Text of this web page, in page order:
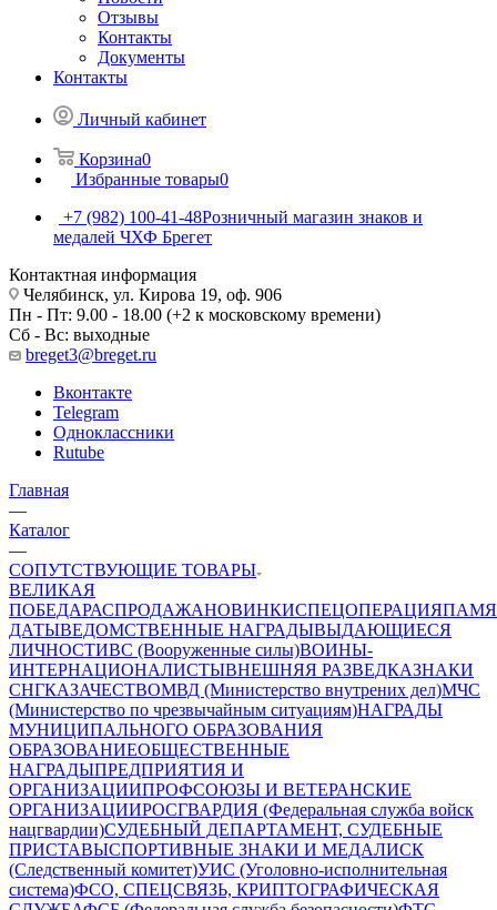
Отзывы
Контакты
Документы
Контакты
Личный кабинет
Корзина0
Избранные товары0
+7 (982) 100-41-48Розничный магазин знаков и
медалей ЧХФ Брегет
Контактная информация
Челябинск, ул. Кирова 19, оф. 906
Пн - Пт: 9.00 - 18.00 (+2 к московскому времени)
Сб - Вс: выходные
breget3@breget.ru
Вконтакте
Telegram
Одноклассники
Rutube
Главная
—
Каталог
—
СОПУТСТВУЮЩИЕ ТОВАРЫ
ВЕЛИКАЯ
ПОБЕДАРАСПРОДАЖАНОВИНКИСПЕЦОПЕРАЦИЯ
ДАТЫВЕДОМСТВЕННЫЕ НАГРАДЫВЫДАЮЩИЕСЯ
ЛИЧНОСТИВС (Вооруженные силы)ВОИНЫ-
ИНТЕРНАЦИОНАЛИСТЫВНЕШНЯЯ РАЗВЕДКАЗНАКИ
СНГКАЗАЧЕСТВОМВД (Министерство внутрених дел)МЧС
(Министерство по чрезвычайным ситуациям)НАГРАДЫ
МУНИЦИПАЛЬНОГО ОБРАЗОВАНИЯ
ОБРАЗОВАНИЕОБЩЕСТВЕННЫЕ
НАГРАДЫПРЕДПРИЯТИЯ И
ОРГАНИЗАЦИИПРОФСОЮЗЫ И ВЕТЕРАНСКИЕ
ОРГАНИЗАЦИИРОСГВАРДИЯ (Федеральная служба войск
нацгвардии)СУДЕБНЫЙ ДЕПАРТАМЕНТ, СУДЕБНЫЕ
ПРИСТАВЫСПОРТИВНЫЕ ЗНАКИ И МЕДАЛИСК
(Следственный комитет)УИС (Уголовно-исполнительная
система)ФСО, СПЕЦСВЯЗЬ, КРИПТОГРАФИЧЕСКАЯ